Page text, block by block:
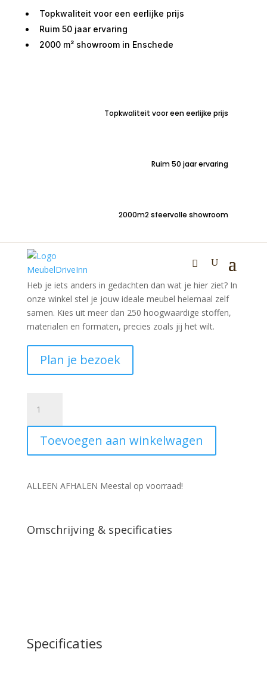
Topkwaliteit voor een eerlijke prijs
Ruim 50 jaar ervaring
2000 m² showroom in Enschede
Topkwaliteit voor een eerlijke prijs
Ruim 50 jaar ervaring
2000m2 sfeervolle showroom
Jouw meubel, jouw stijl
Heb je iets anders in gedachten dan wat je hier ziet? In
onze winkel stel je jouw ideale meubel helemaal zelf
samen. Kies uit meer dan 250 hoogwaardige stoffen,
materialen en formaten, precies zoals jij het wilt.
Plan je bezoek
Keramiek
XXL
Rijssen
D34H80CM
aantal
Toevoegen aan winkelwagen
ALLEEN AFHALEN Meestal op voorraad!
Omschrijving & specificaties
Specificaties